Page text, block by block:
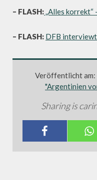
– FLASH:„Alles korrekt“
– FLASH: DFB interviewt
Veröffentlicht
"Argentinien
Sharing is